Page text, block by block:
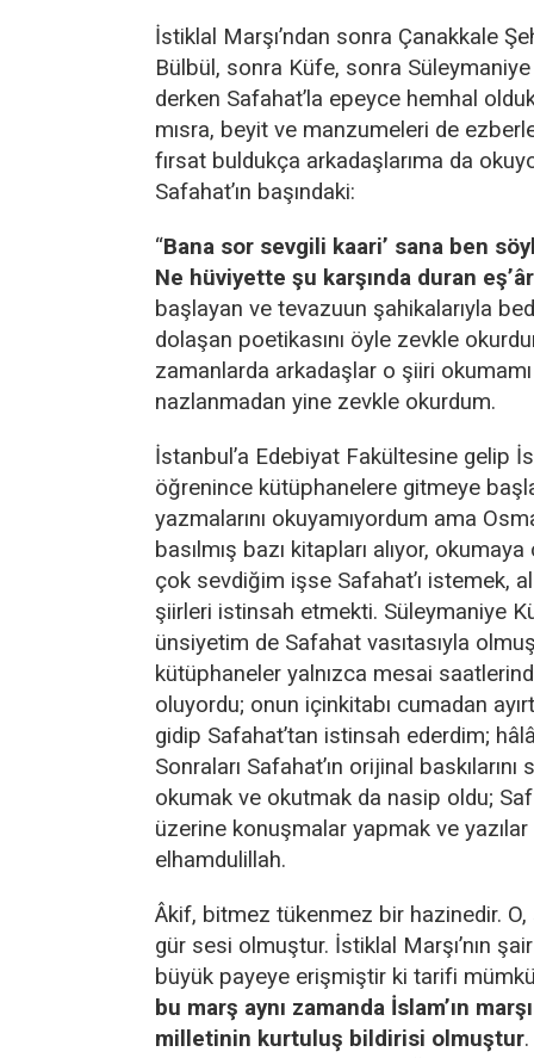
İstiklal Marşı’ndan sonra Çanakkale
Bülbül, sonra Küfe, sonra Süleymaniye
derken Safahat’la epeyce hemhal
mısra, beyit ve manzumeleri de
fırsat buldukça arkadaşlarıma da
Safahat’ın başındaki:
“Bana sor sevgili kaari’ sana ben
Ne hüviyette şu karşında duran
başlayan ve tevazuun şahikalarıyla
dolaşan poetikasını öyle zevkle
zamanlarda arkadaşlar o şiiri
nazlanmadan yine zevkle okurdum.
İstanbul’a Edebiyat Fakültesine gelip
öğrenince kütüphanelere gitmeye
yazmalarını okuyamıyordum ama
basılmış bazı kitapları alıyor, okumaya
çok sevdiğim işse Safahat’ı istemek,
şiirleri istinsah etmekti. Süleymaniye
ünsiyetim de Safahat vasıtasıyla
kütüphaneler yalnızca mesai
oluyordu; onun içinkitabı cumadan
gidip Safahat’tan istinsah ederdim;
Sonraları Safahat’ın orijinal baskılarını
okumak ve okutmak da nasip oldu;
üzerine konuşmalar yapmak ve
elhamdulillah.
Âkif, bitmez tükenmez bir hazinedir. O,
gür sesi olmuştur. İstiklal Marşı’nın
büyük payeye erişmiştir ki tarifi
bu marş aynı zamanda İslam’ın
milletinin kurtuluş bildirisi olmuştur